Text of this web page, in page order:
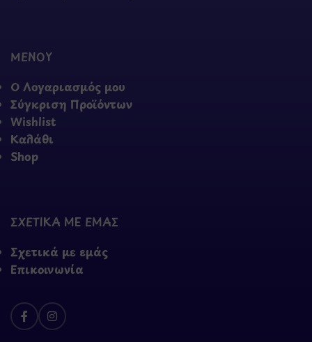
ΜΕΝΟΥ
Ο Λογαριασμός μου
Σύγκριση Προϊόντων
Wishlist
Καλάθι
Shop
ΣΧΕΤΙΚΑ ΜΕ ΕΜΑΣ
Σχετικά με εμάς
Επικοινωνία